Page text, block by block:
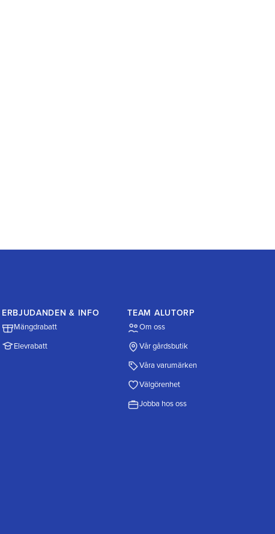
ERBJUDANDEN & INFO
Mängdrabatt
Elevrabatt
TEAM ALUTORP
Om oss
Vår gårdsbutik
Våra varumärken
Välgörenhet
Jobba hos oss